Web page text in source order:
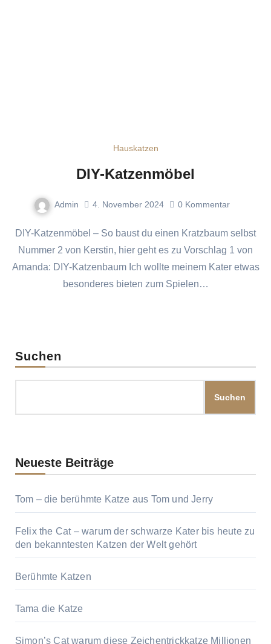
Hauskatzen
DIY-Katzenmöbel
Admin 4. November 2024 0 Kommentar
DIY-Katzenmöbel – So baust du einen Kratzbaum selbst
Nummer 2 von Kerstin, hier geht es zu Vorschlag 1 von
Amanda: DIY-Katzenbaum Ich wollte meinem Kater etwas
besonderes bieten zum Spielen…
Suchen
Suchen
Neueste Beiträge
Tom – die berühmte Katze aus Tom und Jerry
Felix the Cat – warum der schwarze Kater bis heute zu
den bekanntesten Katzen der Welt gehört
Berühmte Katzen
Tama die Katze
Simon’s Cat warum diese Zeichentrickkatze Millionen